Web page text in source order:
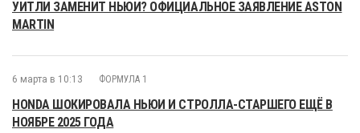
УИТЛИ ЗАМЕНИТ НЬЮИ? ОФИЦИАЛЬНОЕ ЗАЯВЛЕНИЕ ASTON
MARTIN
6 марта в 10:13 ФОРМУЛА 1
HONDA ШОКИРОВАЛА НЬЮИ И СТРОЛЛА-СТАРШЕГО ЕЩЁ В
НОЯБРЕ 2025 ГОДА